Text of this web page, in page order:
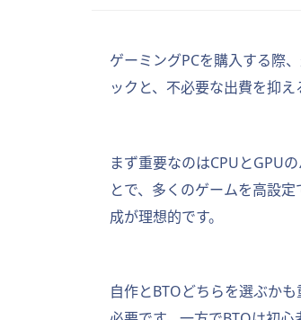
ゲーミングPCを購入する際
ックと、不必要な出費を抑え
まず重要なのはCPUとGPU
とで、多くのゲームを高設
成が理想的です。
自作とBTOどちらを選ぶか